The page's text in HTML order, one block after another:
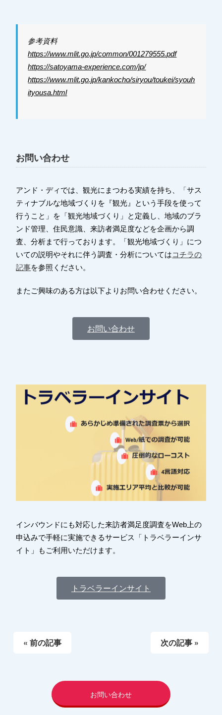
参考資料
https://www.mlit.go.jp/common/001279555.pdf
https://satoyama-experience.com/jp/
https://www.mlit.go.jp/kankocho/siryou/toukei/syouh
ityousa.html
お問い合わせ
アンド・ディでは、観光にまつわる実績を持ち、 「サス
ティナブルな地域づくりを『観光』という手段を使って
行うこと」を「観光地域づくり」と定義し、地域のブラ
ンド管理、住民意識、来訪者満足度などを企画から調
査、分析まで行っております。「観光地域づくり」につ
いての説明やそれに伴う調査・分析についてはコチラの
記事を参照ください。
またご興味のある方は以下よりお問い合わせください。
お問い合わせ
インバウンドにも対応した来訪者満足度調査をWeb上の
申込みで手軽に実施できるサービス「トラベラーインサ
イト」もご利用いただけます。
トラベラーインサイト
« 前の記事 次の記事 »
お問い合わせ